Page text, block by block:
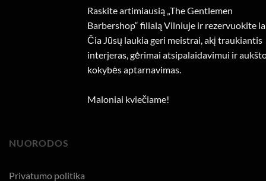
Raskite artimiausią „The Gentlemen
Barbershop“ filialą Vilniuje ir rezervuokite
Čia Jūsų laukia geri meistrai, akį traukiantis
interjeras, gėrimai atsipalaidavimui ir
kokybės aptarnavimas.
Maloniai kviečiame!
NUORODOS
Privatumo politika